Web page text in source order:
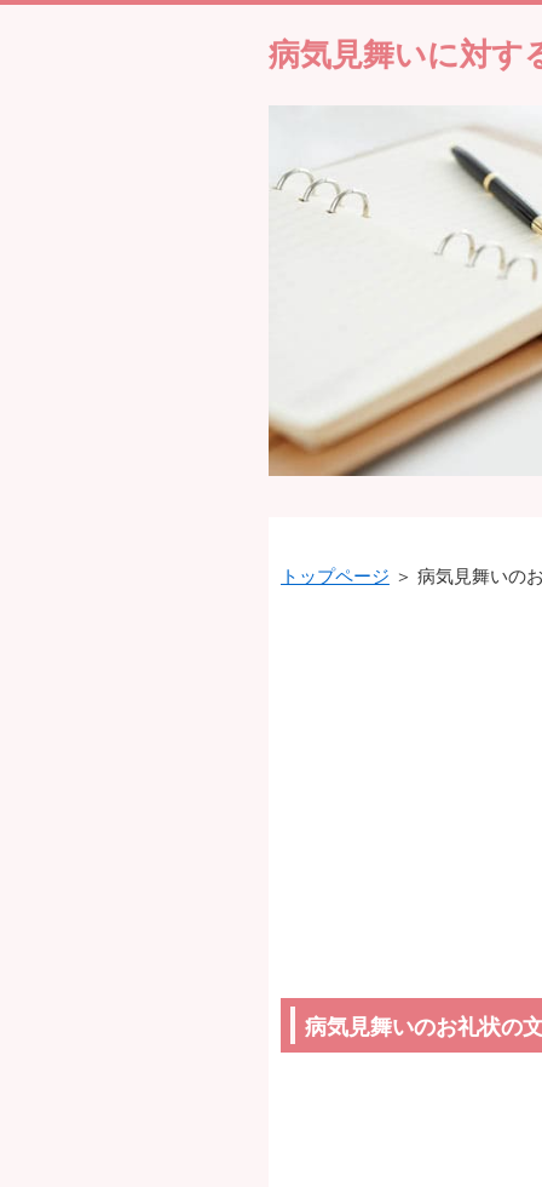
病気見舞いに対す
トップページ ＞ 病気見舞いの
病気見舞いのお礼状の